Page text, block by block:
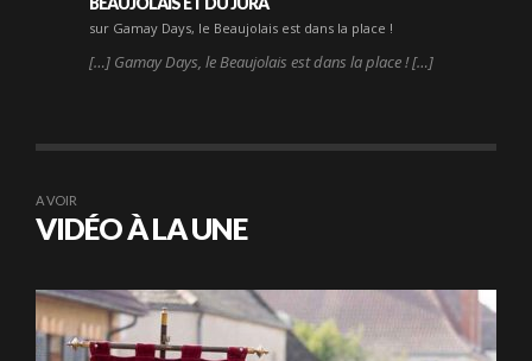
sur Gamay Days, le Beaujolais est dans la place !
[…] Gamay Days, le Beaujolais est dans la place ! […]
A VOIR
VIDÉO À LA UNE